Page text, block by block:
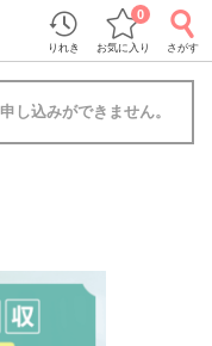
りれき お気に入り
0
さがす
し込みができません。